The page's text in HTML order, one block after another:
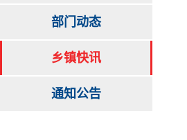
部门动态
乡镇快讯
通知公告